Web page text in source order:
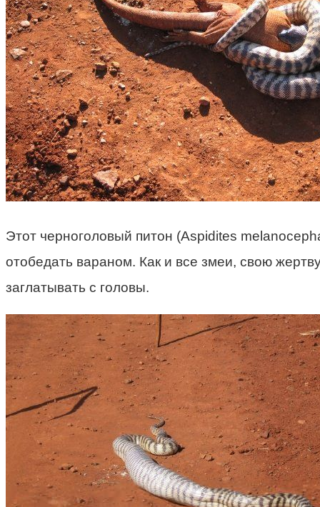
Этот черноголовый питон (Aspidites
отобедать вараном. Как и все змеи, свою
заглатывать с головы.